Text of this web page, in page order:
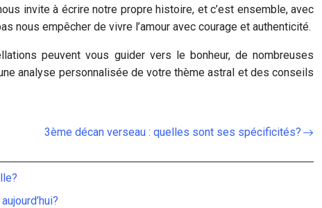
invite à écrire notre propre histoire, et c’est ensemble, avec
nous empêcher de vivre l’amour avec courage et authenticité.
peuvent vous guider vers le bonheur, de nombreuses
analyse personnalisée de votre thème astral et des conseils
3ème décan verseau : quelles sont ses spécificités?